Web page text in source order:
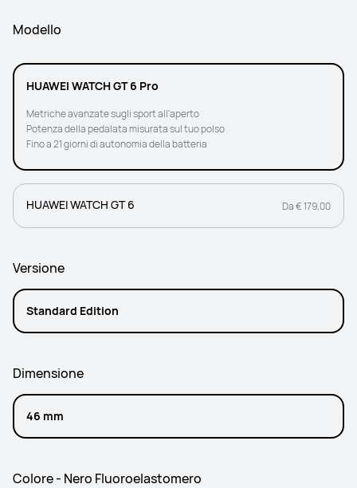
Modello
HUAWEI WATCH GT 6 Pro
Metriche avanzate sugli sport all'aperto
Potenza della pedalata misurata sul tuo polso
Fino a 21 giorni di autonomia della batteria
HUAWEI WATCH GT 6 Da € 179,00
Versione
Standard Edition
Dimensione
46 mm
Colore - Nero Fluoroelastomero